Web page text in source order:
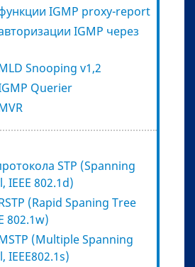
IGMP proxy-report
IGMP через
Snooping v1,2
Querier
STP (Spanning
IEEE 802.1d)
(Rapid Spaning Tree
802.1w)
(Multiple Spanning
IEEE802.1s)